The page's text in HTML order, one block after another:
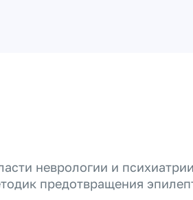
неврологии и
предотвращения